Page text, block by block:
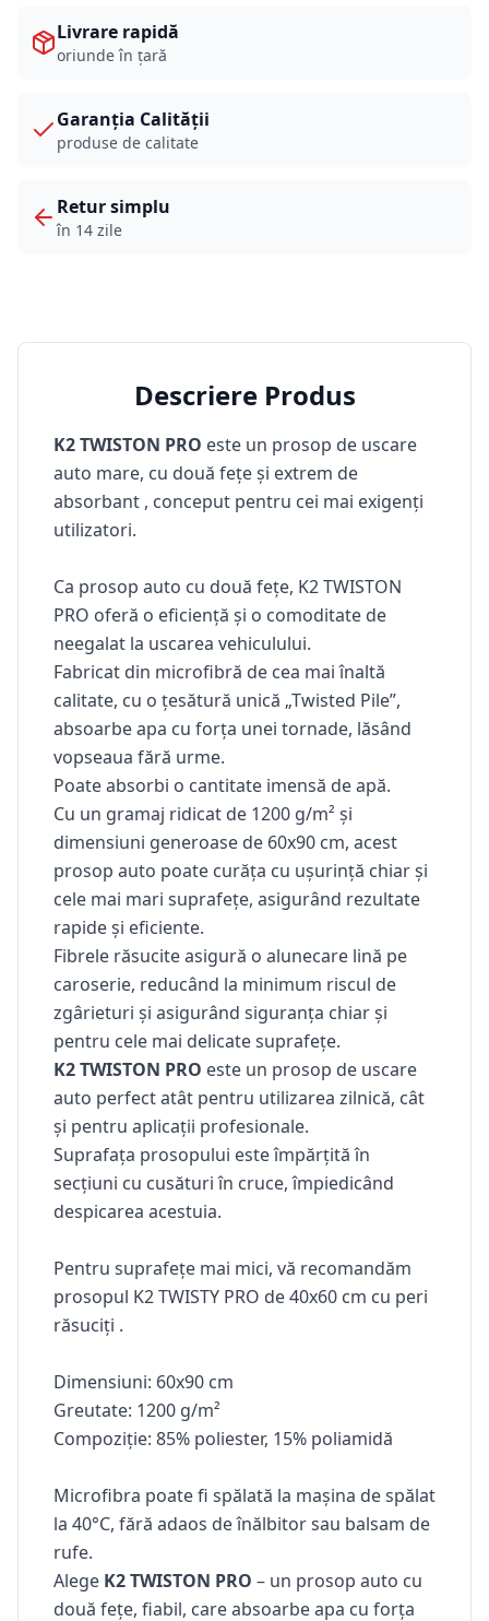
Livrare rapidă
oriunde în țară
Garanția Calității
produse de calitate
Retur simplu
în 14 zile
Descriere Produs
K2 TWISTON PRO este un prosop de uscare
auto mare, cu două fețe și extrem de
absorbant , conceput pentru cei mai exigenți
utilizatori.
Ca prosop auto cu două fețe, K2 TWISTON
PRO oferă o eficiență și o comoditate de
neegalat la uscarea vehiculului.
Fabricat din microfibră de cea mai înaltă
calitate, cu o țesătură unică „Twisted Pile”,
absoarbeapa cu forța unei tornade, lăsând
vopseaua fără urme.
Poate absorbi o cantitate imensă de apă.
Cu un gramaj ridicat de 1200 g/m² și
dimensiuni generoase de 60x90 cm, acest
prosop auto poate curăța cu ușurință chiar și
cele mai mari suprafețe, asigurând rezultate
rapide și eficiente.
Fibrele răsucite asigură o alunecare lină pe
caroserie, reducând la minimum riscul de
zgârieturi și asigurând siguranța chiar și
pentru cele mai delicate suprafețe.
K2 TWISTON PRO este un prosop de uscare
auto perfect atât pentru utilizarea zilnică, cât
și pentru aplicații profesionale.
Suprafața prosopului este împărțită în
secțiuni cu cusături în cruce, împiedicând
despicarea acestuia.
Pentru suprafețe mai mici, vă recomandăm
prosopul K2 TWISTY PRO de 40x60 cm cu peri
răsuciți .
Dimensiuni: 60x90 cm
Greutate: 1200 g/m²
Compoziție: 85% poliester, 15% poliamidă
Microfibra poate fi spălată la mașina de spălat
la 40°C, fără adaos de înălbitor sau balsam de
rufe.
Alege K2 TWISTON PRO – un prosop auto cu
două fețe, fiabil, care absoarbe apa cu forța